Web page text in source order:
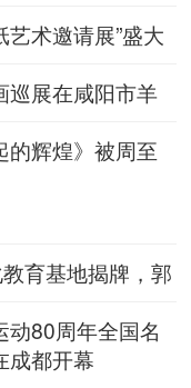
术邀请展”盛大
巡展在咸阳市羊
的辉煌》被周至
育基地揭牌，郭
动80周年全国名
成都开幕